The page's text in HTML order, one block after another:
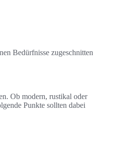
Bedürfnisse zugeschnitten
Ob modern, rustikal oder
Punkte sollten dabei